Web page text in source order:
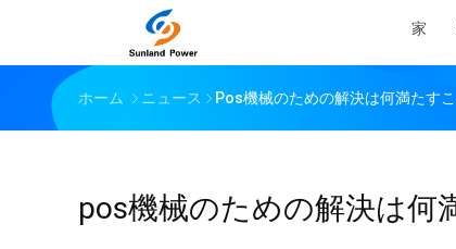
家
ホーム ニュース Pos機械のための解決は何満たす
pos機械のための解決は何